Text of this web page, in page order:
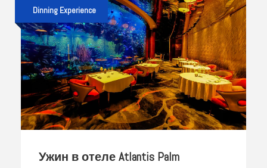
Dinning Experience
Ужин в отеле Atlantis Palm